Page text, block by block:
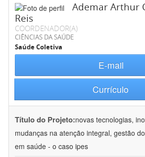
Ademar Arthur
Reis
COORDENADOR(A)
CIÊNCIAS DA SAÚDE
Saúde Coletiva
E-mail
Currículo
Título do Projeto:novas tecnologias,
mudanças na atenção integral, gestão
em saúde - o caso ipes